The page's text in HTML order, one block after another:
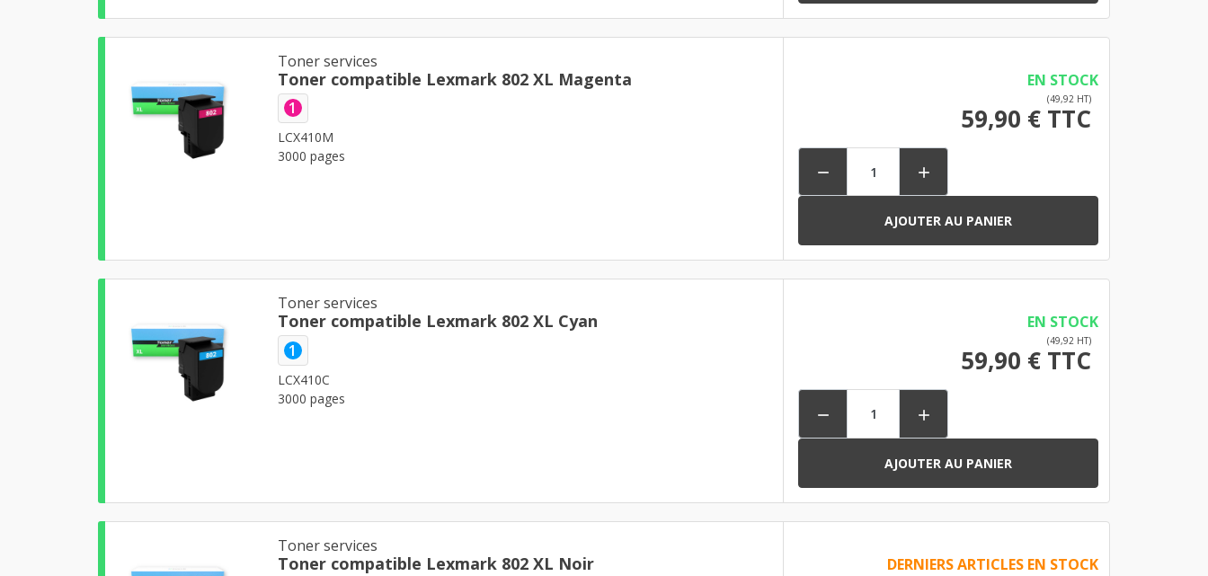
Toner services
Toner compatible Lexmark 802 XL Magenta
1
LCX410M
3000 pages
EN STOCK
(49,92 HT)
59,90 € TTC
 
AJOUTER AU PANIER
Toner services
Toner compatible Lexmark 802 XL Cyan
1
LCX410C
3000 pages
EN STOCK
(49,92 HT)
59,90 € TTC
 
AJOUTER AU PANIER
Toner services
Toner compatible Lexmark 802 XL Noir DERNIERS ARTICLES EN STOCK